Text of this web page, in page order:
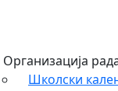
Организација
Школски